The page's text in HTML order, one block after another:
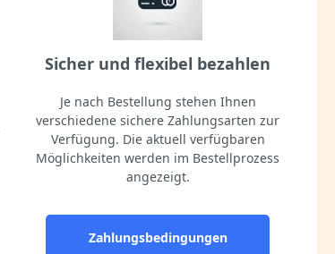
Sicher und flexibel bezahlen
Je nach Bestellung stehen Ihnen
verschiedene sichere Zahlungsarten zur
Verfügung. Die aktuell verfügbaren
Möglichkeiten werden im Bestellprozess
angezeigt.
Zahlungsbedingungen